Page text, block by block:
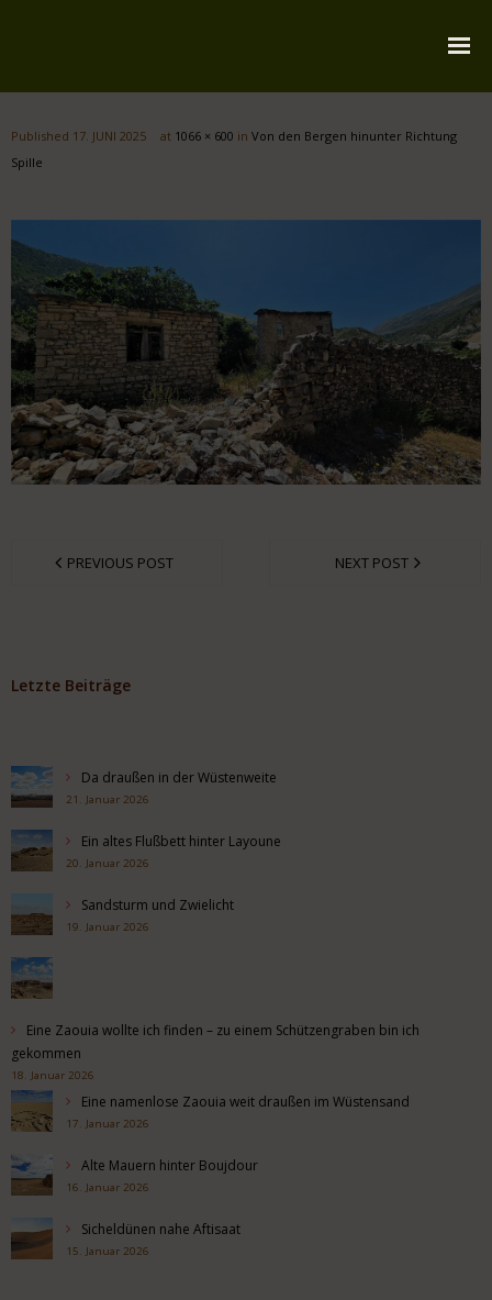
Widmung
Kontakt
Impressum
Datenschutz
Published 17. JUNI 2025 at 1066 × 600 in Von den Bergen hinunter Richtung
Spille
PREVIOUS POST NEXT POST
Letzte Beiträge
Da draußen in der Wüstenweite
21. Januar 2026
Ein altes Flußbett hinter Layoune
20. Januar 2026
Sandsturm und Zwielicht
19. Januar 2026
Eine Zaouia wollte ich finden – zu einem Schützengraben bin ich
gekommen
18. Januar 2026
Eine namenlose Zaouia weit draußen im Wüstensand
17. Januar 2026
Alte Mauern hinter Boujdour
16. Januar 2026
Sicheldünen nahe Aftisaat
15. Januar 2026